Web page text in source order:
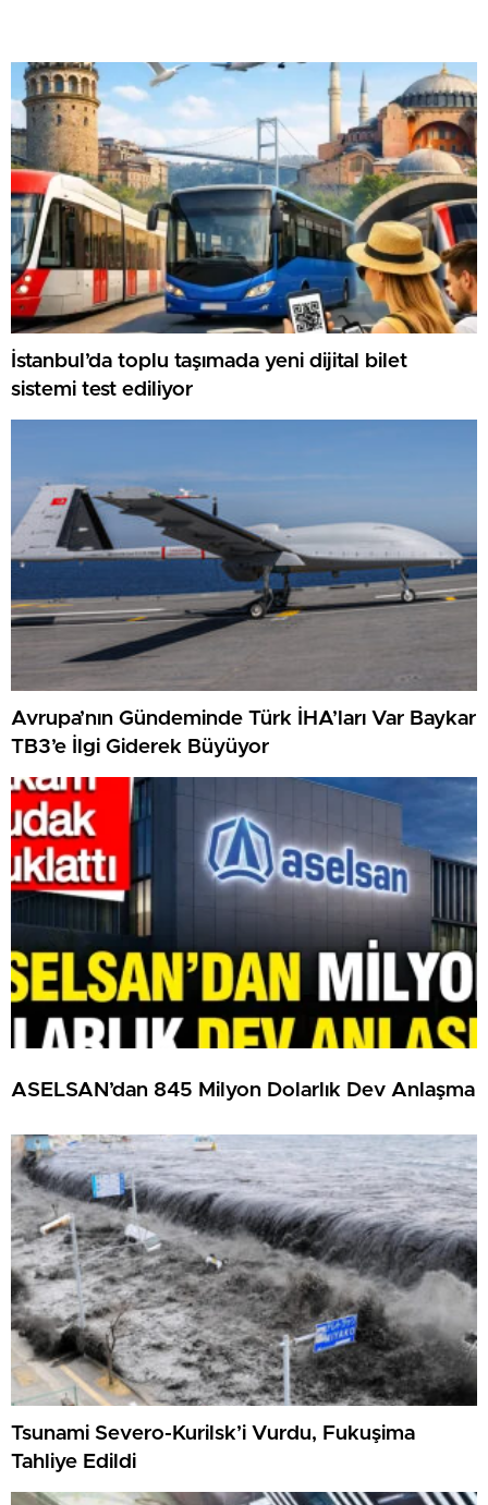
İstanbul’da toplu taşımada yeni dijital bilet
sistemi test ediliyor
Avrupa’nın Gündeminde Türk İHA’ları Var Baykar
TB3’e İlgi Giderek Büyüyor
ASELSAN’dan 845 Milyon Dolarlık Dev Anlaşma
Tsunami Severo-Kurilsk’i Vurdu, Fukuşima
Tahliye Edildi